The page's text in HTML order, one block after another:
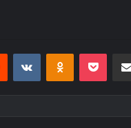
Reddit VKontakteOdnoklassniki
Pocket